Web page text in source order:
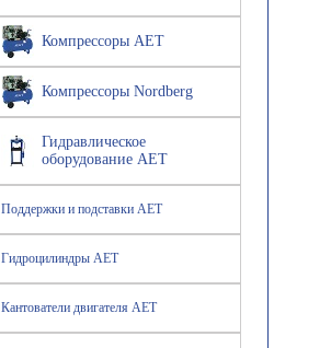
Компрессоры AET
Компрессоры Nordberg
Гидравлическое
оборудование AET
Поддержки и подставки AET
Гидроцилиндры AET
Кантователи двигателя AET